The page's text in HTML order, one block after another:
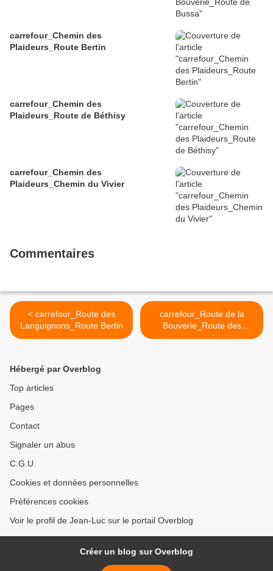
carrefour_Chemin des
Plaideurs_Route Bertin
carrefour_Chemin des
Plaideurs_Route de Béthisy
carrefour_Chemin des
Plaideurs_Chemin du Vivier
Commentaires
< carrefour_Route des
Languignons_Route Bertin
carrefour_Route de la
Bouverie_Route des
Languignons >
Hébergé par Overblog
Top articles
Pages
Contact
Signaler un abus
C.G.U.
Cookies et données personnelles
Préférences cookies
Voir le profil de Jean-Luc sur le portail Overblog
Créer un blog sur Overblog